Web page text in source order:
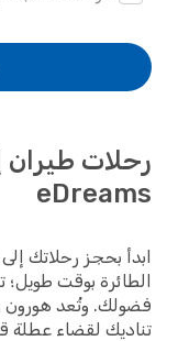
رحلات طيران
eDreams
ابدأ بحجز رحلاتك
الطائرة بوقت طويل؛
فضولك. وتُعد هورون
تناديك لقضاء عطلة